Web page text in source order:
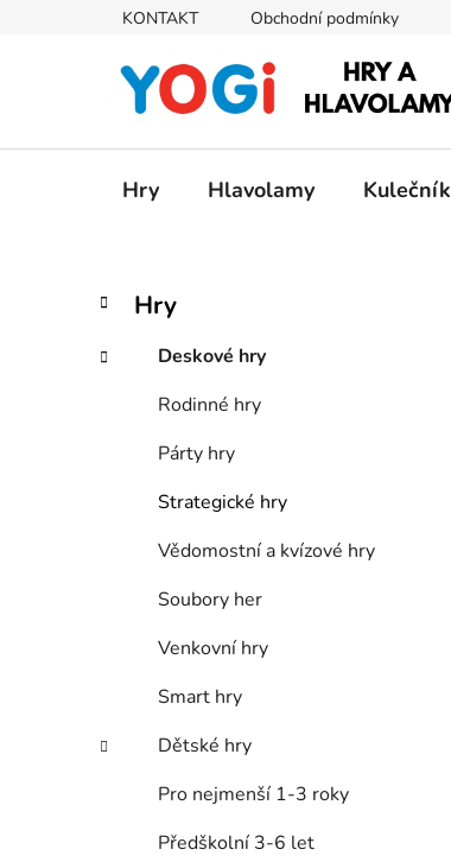
KONTAKT Obchodní podmínky
Hry Hlavolamy Kulečník
P
s
Přeskočit
kategorie
K
a
e
Hry
Deskové hry
Rodinné hry
Párty hry
Strategické hry
Vědomostní a kvízové hry
Soubory her
Venkovní hry
Smart hry
Dětské hry
Pro nejmenší 1-3 roky
Předškolní 3-6 let